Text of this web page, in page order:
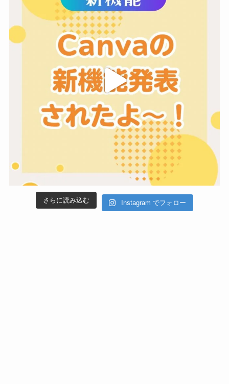
さらに読み込む Instagram でフォロー